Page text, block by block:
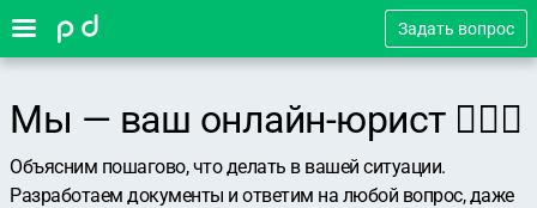
Задать вопрос
Мы — ваш онлайн-юрист 👨🏻‍⚖️
Объясним пошагово, что делать в вашей ситуации.
Разработаем документы и ответим на любой вопрос, даже